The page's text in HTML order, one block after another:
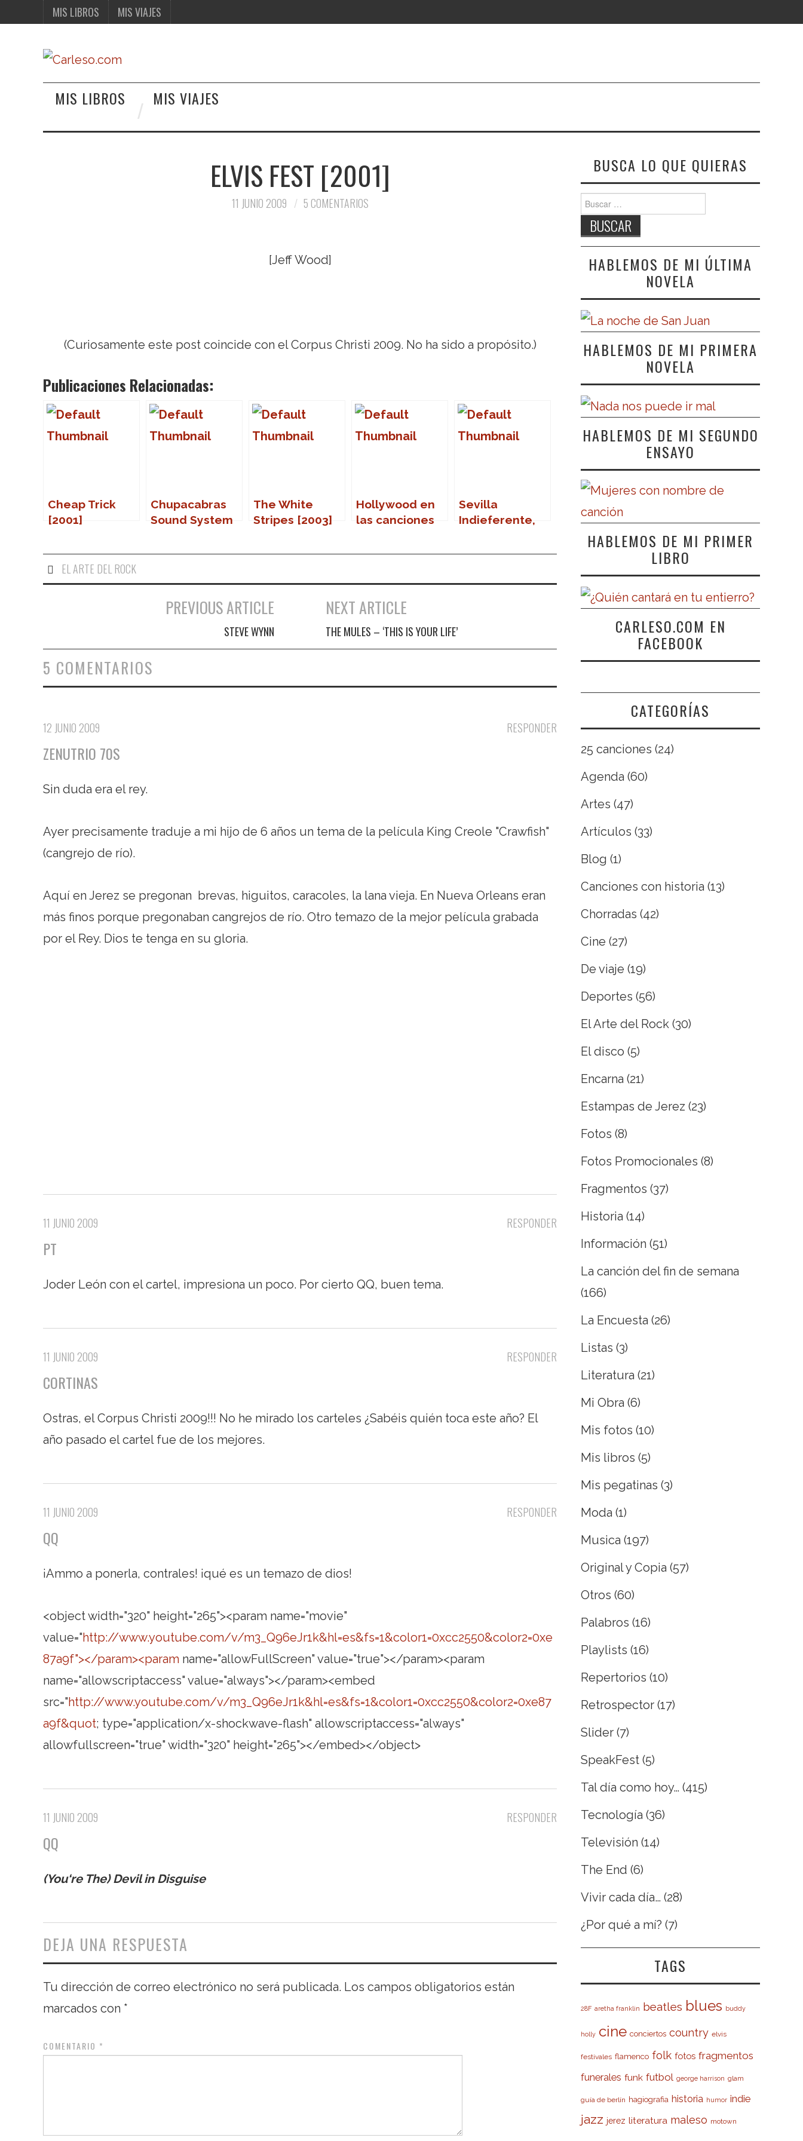
MIS LIBROS MIS VIAJES
MIS LIBROS MIS VIAJES
ELVIS FEST [2001]
11 JUNIO 2009 5 COMENTARIOS
[Jeff Wood]
(Curiosamente este post coincide con el Corpus Christi 2009. No ha sido a propósito.)
Publicaciones Relacionadas:
Cheap Trick
[2001]
Chupacabras
Sound System
The White
Stripes [2003]
Hollywood en
las canciones
Sevilla
Indieferente,
09, Sr.
EL ARTE DEL ROCK
Navegación de entradas
PREVIOUS ARTICLE
STEVE WYNN
NEXT ARTICLE
THE MULES – ‘THIS IS YOUR LIFE’
5 COMENTARIOS
RESPONDER
12 JUNIO 2009
ZENUTRIO 70S
Sin duda era el rey.
Ayer precisamente traduje a mi hijo de 6 años un tema de la película King Creole "Crawfish"
(cangrejo de río).
Aquí en Jerez se pregonan brevas, higuitos, caracoles, la lana vieja. En Nueva Orleans eran
más finos porque pregonaban cangrejos de río. Otro temazo de la mejor película grabada
por el Rey. Dios te tenga en su gloria.
RESPONDER
11 JUNIO 2009
PT
Joder León con el cartel, impresiona un poco. Por cierto QQ, buen tema.
RESPONDER
11 JUNIO 2009
CORTINAS
Ostras, el Corpus Christi 2009!!! No he mirado los carteles ¿Sabéis quién toca este año? El
año pasado el cartel fue de los mejores.
RESPONDER
11 JUNIO 2009
QQ
¡Ammo a ponerla, contrales! ¡qué es un temazo de dios!
<object width="320" height="265"><param name="movie"
value="http://www.youtube.com/v/m3_Q96eJr1k&hl=es&fs=1&color1=0xcc2550&color2=0xe
87a9f"></param><param name="allowFullScreen" value="true"></param><param
name="allowscriptaccess" value="always"></param><embed
src="http://www.youtube.com/v/m3_Q96eJr1k&hl=es&fs=1&color1=0xcc2550&color2=0xe87
a9f&quot; type="application/x-shockwave-flash" allowscriptaccess="always"
allowfullscreen="true" width="320" height="265"></embed></object>
RESPONDER
11 JUNIO 2009
QQ
(You‘re The)Devilin Disguise
DEJA UNA RESPUESTA
Tu dirección de correo electrónico no será publicada. Los campos obligatorios están
marcados con *
COMENTARIO *
BUSCA LO QUE QUIERAS
Buscar:
HABLEMOS DE MI ÚLTIMA
NOVELA
HABLEMOS DE MI PRIMERA
NOVELA
HABLEMOS DE MI SEGUNDO
ENSAYO
HABLEMOS DE MI PRIMER
LIBRO
CARLESO.COM EN
FACEBOOK
CATEGORÍAS
25 canciones (24)
Agenda (60)
Artes (47)
Artículos (33)
Blog (1)
Canciones con historia (13)
Chorradas (42)
Cine (27)
De viaje (19)
Deportes (56)
El Arte del Rock (30)
El disco (5)
Encarna (21)
Estampas de Jerez (23)
Fotos (8)
Fotos Promocionales (8)
Fragmentos (37)
Historia (14)
Información (51)
La canción del fin de semana
(166)
La Encuesta (26)
Listas (3)
Literatura (21)
Mi Obra (6)
Mis fotos (10)
Mis libros (5)
Mis pegatinas (3)
Moda (1)
Musica (197)
Original y Copia (57)
Otros (60)
Palabros (16)
Playlists (16)
Repertorios (10)
Retrospector (17)
Slider (7)
SpeakFest (5)
Tal día como hoy… (415)
Tecnología (36)
Televisión (14)
The End (6)
Vivir cada día… (28)
¿Por qué a mí? (7)
TAGS
28F aretha franklin beatles blues buddy
holly cine conciertos country elvis
festivales flamenco folk fotos fragmentos
funerales funk futbol george harrison glam
guía de berlín hagiografia historia humor indie
jazz jerez literatura maleso motown